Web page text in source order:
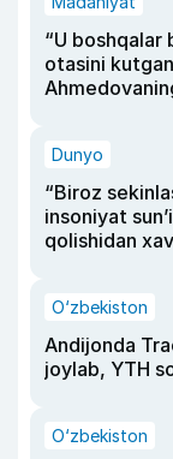
“U boshqalar
otasini
Dunyo
“Biroz
insoniyat
qolishidan
O‘zbekiston
Andijonda
joylab, YTH
O‘zbekiston